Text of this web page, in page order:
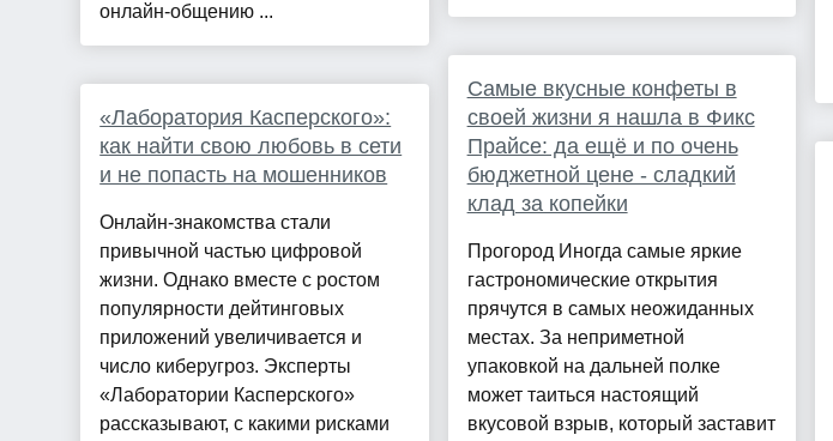
онлайн-общению ...
«Лаборатория Касперского»:
как найти свою любовь в сети
и не попасть на мошенников
Онлайн-знакомства стали
привычной частью цифровой
жизни. Однако вместе с ростом
популярности дейтинговых
приложений увеличивается и
число киберугроз. Эксперты
«Лаборатории Касперского»
рассказывают, с какими рисками
Самые вкусные конфеты в
своей жизни я нашла в Фикс
Прайсе: да ещё и по очень
бюджетной цене - сладкий
клад за копейки
Прогород Иногда самые яркие
гастрономические открытия
прячутся в самых неожиданных
местах. За неприметной
упаковкой на дальней полке
может таиться настоящий
вкусовой взрыв, который заставит